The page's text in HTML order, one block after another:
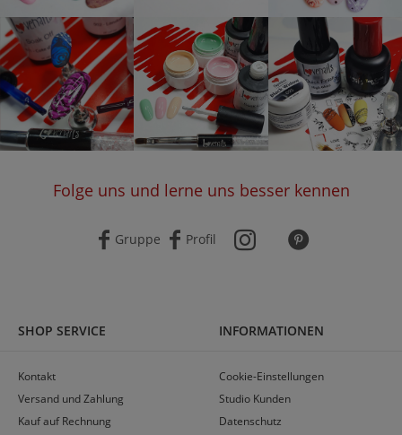
Folge uns und lerne uns besser kennen
Gruppe Profil
SHOP SERVICE
Kontakt
Versand und Zahlung
Kauf auf Rechnung
INFORMATIONEN
Cookie-Einstellungen
Studio Kunden
Datenschutz